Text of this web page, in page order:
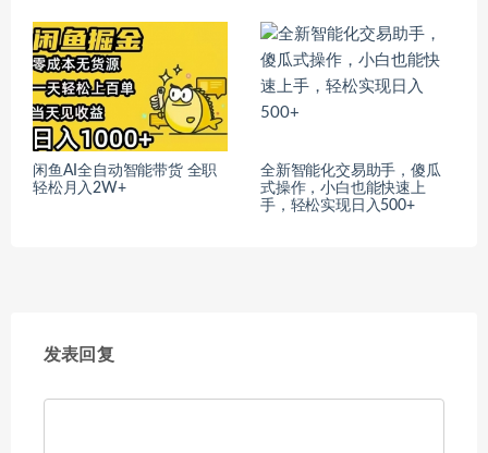
闲鱼AI全自动智能带货 全职
轻松月入2W+
全新智能化交易助手，傻瓜
式操作，小白也能快速上
手，轻松实现日入500+
发表回复